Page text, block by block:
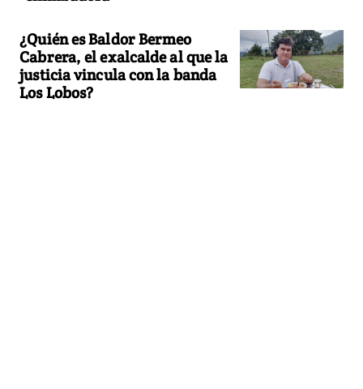
¿Quién es Baldor Bermeo
Cabrera, el exalcalde al que la
justicia vincula con la banda
Los Lobos?